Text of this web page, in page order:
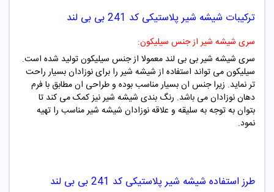
ترکیبات شیشه شیر پلاستیکی کد 241بی بی لند
سری شیشه شیر از جنس سیلیکون:
سری شیشه شیر بی بی لند معمولا از جنس سیلیکون تولید شده است.
سیلیکون می تواند استفاده از شیشه شیر را برای نوزادان بسیار راحت
تر نماید. زیرا جنس ان بسیار مناسب بوده و طراحی ان مطابق با فرم
دهان نوزادان می باشد. رنگ بندی شیشه شیر نیز کمک می کند تا
بتوان به توجه به سلیقه و علاقه نوزادان شیشه شیر مناسب را تهیه
نمود.
طرز استفاده شیشه شیر پلاستیکی کد 241بی بی لند